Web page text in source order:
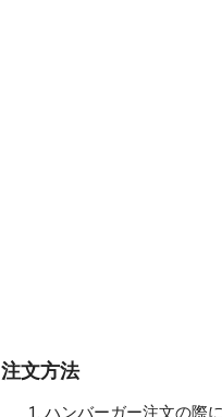
注文方法
ハンバーガー注文の際